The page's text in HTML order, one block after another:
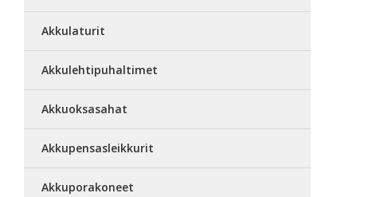
Akkulaturit
Akkulehtipuhaltimet
Akkuoksasahat
Akkupensasleikkurit
Akkuporakoneet